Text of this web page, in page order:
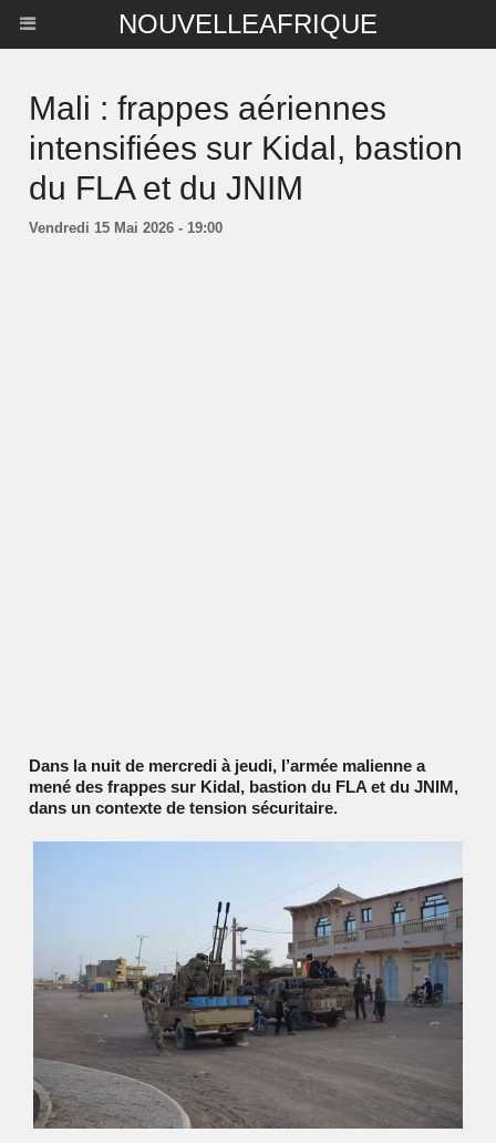
NOUVELLEAFRIQUE
Mali : frappes aériennes
intensifiées sur Kidal, bastion
du FLA et du JNIM
Vendredi 15 Mai 2026 - 19:00
Dans la nuit de mercredi à jeudi, l’armée malienne a
mené des frappes sur Kidal, bastion du FLA et du JNIM,
dans un contexte de tension sécuritaire.